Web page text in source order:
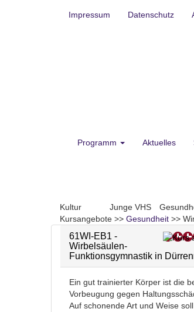
Impressum Datenschutz
Programm Aktuelles
Kultur Junge VHS
Kursangebote >> Gesundheit >>
61WI-EB1 -
Wirbelsäulen-
Funktionsgymnastik in
Ein gut trainierter Körper ist die
Vorbeugung gegen
Auf schonende Art und Weise